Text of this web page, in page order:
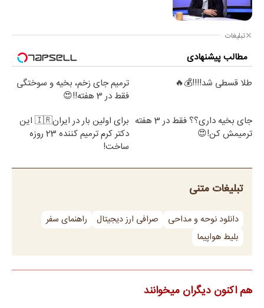
تبلیغات
مطالب پیشنهادی
طلا قسطی شد!!!!💰🔥
ترمیم جای زخم، بخیه و سوختگی
فقط در 3 هفته!!😍
جای بخیه داری؟؟ فقط در 3 هفته
ترمیمش کن!😍
برای اولین بار در ایران🇮🇷 این
دکتر کرم ترمیم کننده 23 روزه
ساخت!
تبلیغات متنی
دانلود نوحه و مداحی صرافی ارز دیجیتال
راهنمای سفر
بلیط هواپیما
هم اکنون دیگران میخوانند